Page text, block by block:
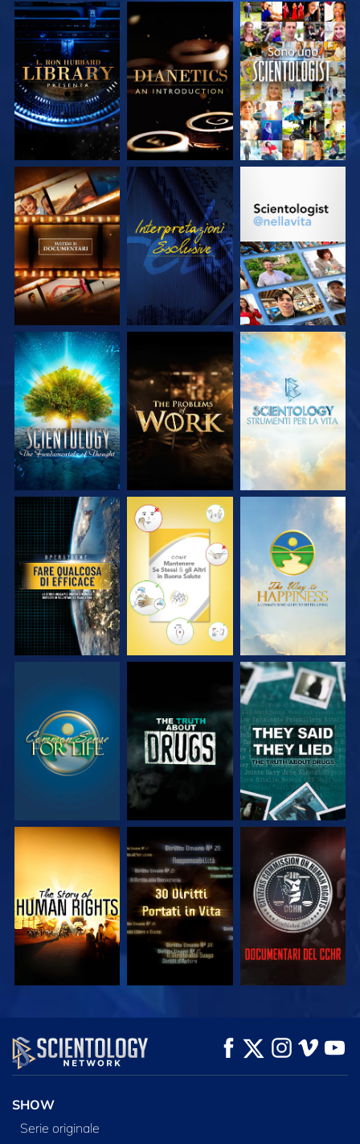
ESPLORA LE
SERIE
ESPLORA LE
SERIE
GUARDA
ESPLORA LE
SERIE
GUARDA
ESPLORA LE
ESPLORA LE
SERIE
ESPLORA LE
SERIE
ESPLORA LE
SERIE
GUARDA GUARDA GUARDA
GUARDA GUARDA GUARDA
GUARDA GUARDA GUARDA
GUARDA
ESPLORA LE
SERIE
SHOW
Serie originale